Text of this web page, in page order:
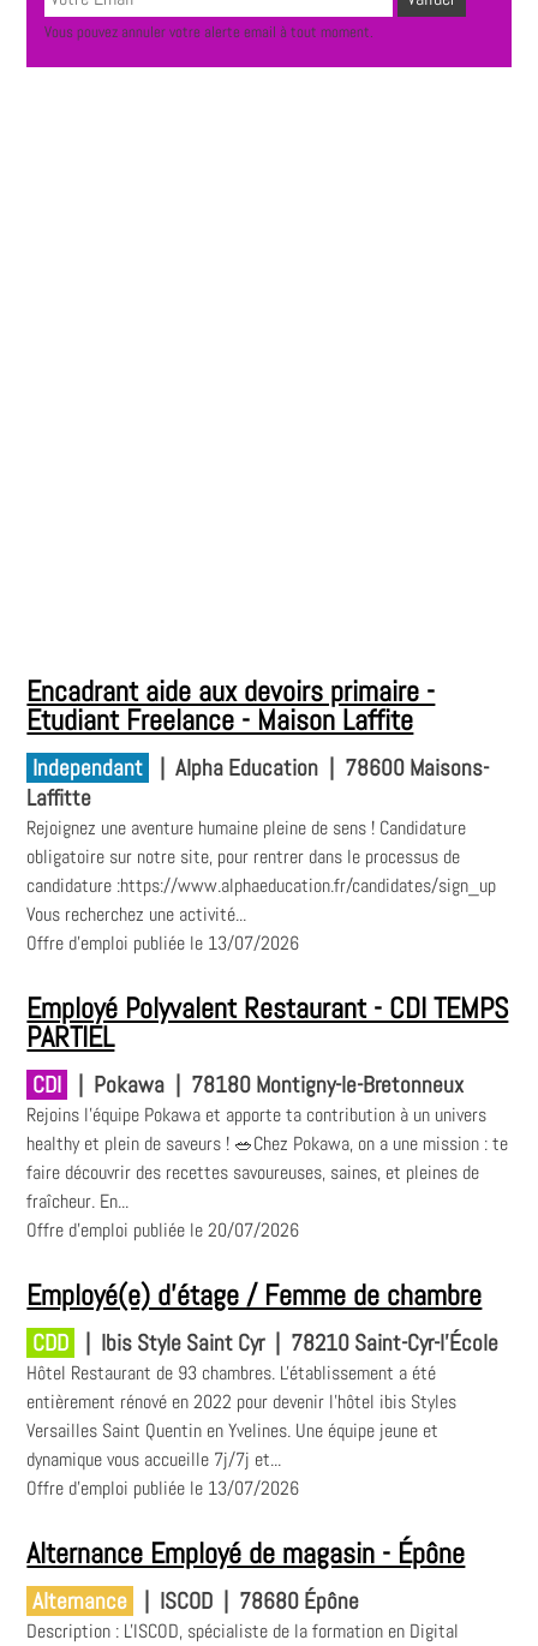
Vous pouvez annuler votre alerte email à tout moment.
Encadrant aide aux devoirs primaire -
Etudiant Freelance - Maison Laffite
Independant | Alpha Education | 78600 Maisons-
Laffitte
Rejoignez une aventure humaine pleine de sens ! Candidature
obligatoire sur notre site, pour rentrer dans le processus de
candidature :https://www.alphaeducation.fr/candidates/sign_up
Vous recherchez une activité...
Offre d'emploi publiée le 13/07/2026
Employé Polyvalent Restaurant - CDI TEMPS
PARTIEL
CDI | Pokawa | 78180 Montigny-le-Bretonneux
Rejoins l'équipe Pokawa et apporte ta contribution à un univers
healthy et plein de saveurs ! 🥗Chez Pokawa, on a une mission : te
faire découvrir des recettes savoureuses, saines, et pleines de
fraîcheur. En...
Offre d'emploi publiée le 20/07/2026
Employé(e) d'étage / Femme de chambre
CDD | Ibis Style Saint Cyr | 78210 Saint-Cyr-l'École
Hôtel Restaurant de 93 chambres. L'établissement a été
entièrement rénové en 2022 pour devenir l'hôtel ibis Styles
Versailles Saint Quentin en Yvelines. Une équipe jeune et
dynamique vous accueille 7j/7j et...
Offre d'emploi publiée le 13/07/2026
Alternance Employé de magasin - Épône
Alternance | ISCOD | 78680 Épône
Description : L'ISCOD, spécialiste de la formation en Digital